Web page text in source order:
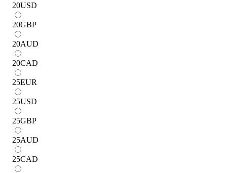
20USD
20GBP
20AUD
20CAD
25EUR
25USD
25GBP
25AUD
25CAD